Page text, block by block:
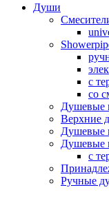
Души
с
со
Душевые
Верхние
Душевые
Душевые
с
Ручные